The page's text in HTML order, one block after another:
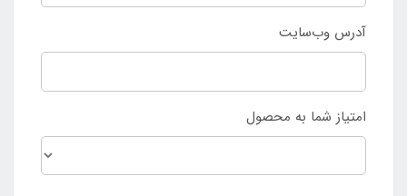
آدرس وب‌سایت
امتیاز شما به محصول